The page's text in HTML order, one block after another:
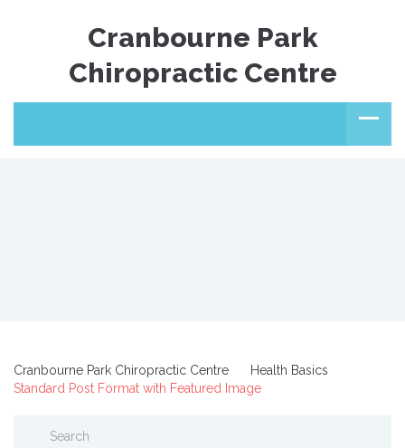
Cranbourne Park
Chiropractic Centre
Cranbourne Park Chiropractic Centre
Health Basics
Standard Post Format with Featured Image